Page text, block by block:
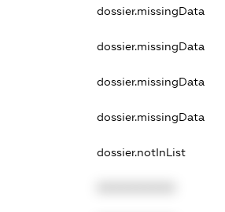
dossier.missingData
dossier.missingData
dossier.missingData
dossier.missingData
dossier.notInList